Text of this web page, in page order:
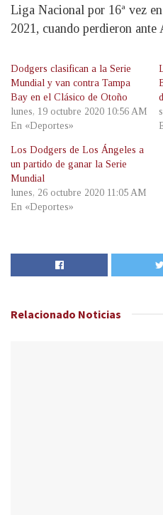
Liga Nacional por 16ª vez
2021, cuando perdieron ante
Dodgers clasifican a la Serie
Mundial y van contra Tampa
Bay en el Clásico de Otoño
lunes, 19 octubre 2020 10:56 AM
En «Deportes»
Los Dodgers de Los Ángeles a
un partido de ganar la Serie
Mundial
lunes, 26 octubre 2020 11:05 AM
En «Deportes»
Relacionado Noticias